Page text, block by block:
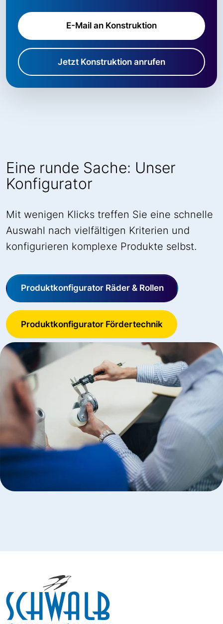
E-Mail an Konstruktion
Jetzt Konstruktion anrufen
Eine runde Sache: Unser
Konfigurator
Mit wenigen Klicks treffen Sie eine schnelle
Auswahl nach vielfältigen Kriterien und
konfigurieren komplexe Produkte selbst.
Produktkonfigurator Räder & Rollen
Produktkonfigurator Fördertechnik